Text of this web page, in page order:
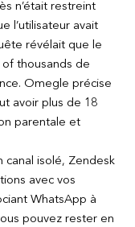
n’était restreint
l’utilisateur avait
révélait que le
thousands de
Omegle précise
avoir plus de 18
parentale et
canal isolé, Zendesk
avec vos
WhatsApp à
pouvez rester en